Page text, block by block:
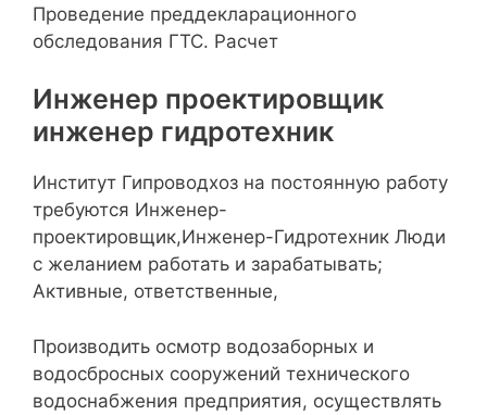
Проведение преддекларационного
обследования ГТС. Расчет
Инженер проектировщик
инженер гидротехник
Институт Гипроводхоз на постоянную работу
требуются Инженер-
проектировщик,Инженер-Гидротехник Люди
с желанием работать и зарабатывать;
Активные, ответственные,
Производить осмотр водозаборных и
водосбросных сооружений технического
водоснабжения предприятия, осуществлять